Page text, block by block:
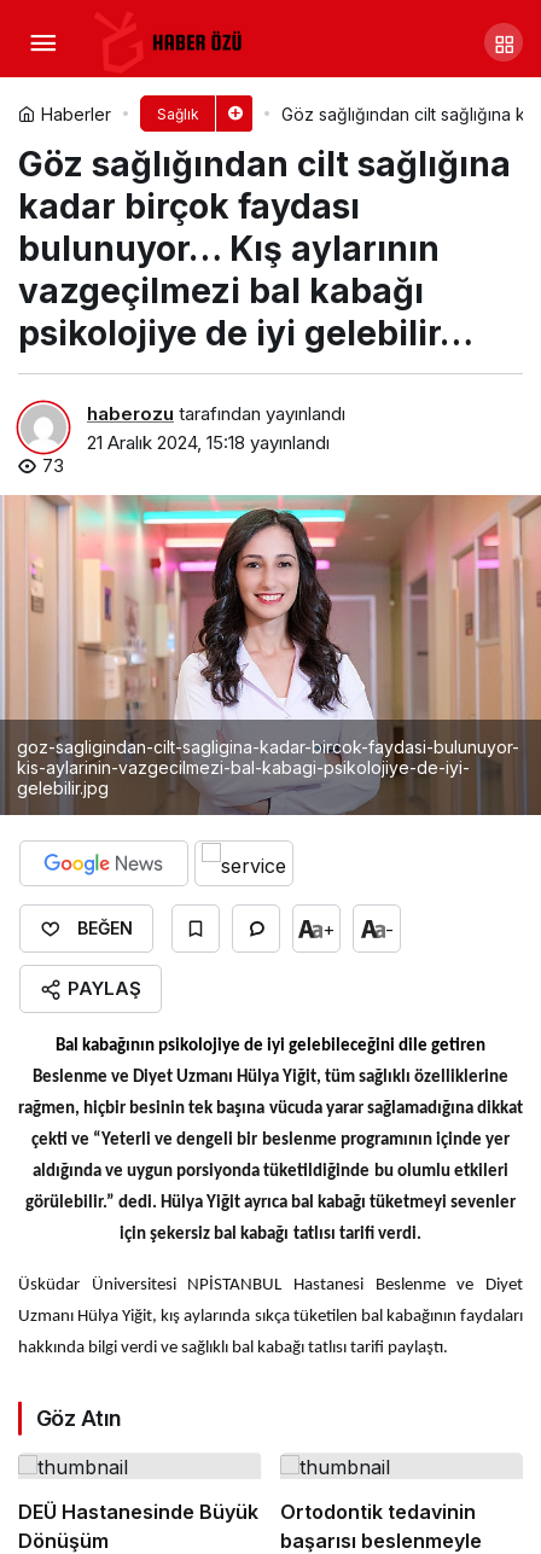
Haberler Sağlık Göz sağlığından cilt sağlığına
Göz sağlığından cilt sağlığına
kadar birçok faydası
bulunuyor… Kış aylarının
vazgeçilmezi bal kabağı
psikolojiye de iyi gelebilir…
haberozu tarafından yayınlandı
21 Aralık 2024, 15:18 yayınlandı
73
goz-sagligindan-cilt-sagligina-kadar-bircok-faydasi-bulunuyor-
kis-aylarinin-vazgecilmezi-bal-kabagi-psikolojiye-de-iyi-
gelebilir.jpg
BEĞEN + -
PAYLAŞ
Bal kabağının psikolojiye de iyi gelebileceğini dile getiren
Beslenme ve Diyet Uzmanı Hülya Yiğit, tüm sağlıklı özelliklerine
rağmen, hiçbir besinin tek başına vücuda yarar sağlamadığına dikkat
çekti ve “Yeterli ve dengeli bir beslenme programının içinde yer
aldığında ve uygun porsiyonda tüketildiğinde bu olumlu etkileri
görülebilir.” dedi. Hülya Yiğit ayrıca bal kabağı tüketmeyi sevenler
için şekersiz bal kabağı tatlısı tarifi verdi.
Üsküdar Üniversitesi NPİSTANBUL Hastanesi Beslenme ve Diyet
Uzmanı Hülya Yiğit, kış aylarında sıkça tüketilen bal kabağının faydaları
hakkında bilgi verdi ve sağlıklı bal kabağı tatlısı tarifi paylaştı.
Göz Atın
DEÜ Hastanesinde Büyük
Dönüşüm
Ortodontik tedavinin
başarısı beslenmeyle
Hobiler hayatın her alanına
katkı sağlıyor
Yorum Yap